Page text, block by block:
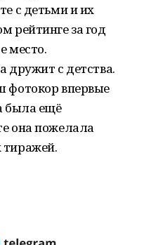
с детьми и их
рейтинге за год
место.
дружит с детства.
фотокор впервые
была ещё
она пожелала
тиражей.